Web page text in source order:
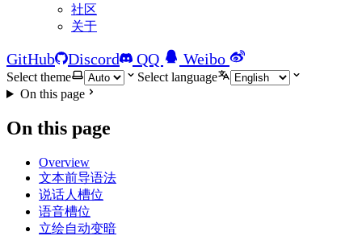
社区
关于
GitHub Discord QQ Weibo
Select theme
Select language
On this page
On this page
Overview
文本前导语法
说话人槽位
语音槽位
立绘自动变暗